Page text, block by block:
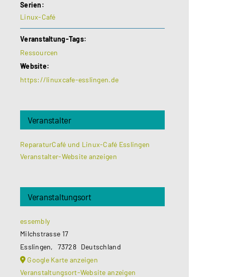
Serien:
Linux-Café
Veranstaltung-Tags:
Ressourcen
Website:
https://linuxcafe-esslingen.de
Veranstalter
ReparaturCafé und Linux-Café Esslingen
Veranstalter-Website anzeigen
Veranstaltungsort
essembly
Milchstrasse 17
Esslingen, 73728 Deutschland
Google Karte anzeigen
Veranstaltungsort-Website anzeigen